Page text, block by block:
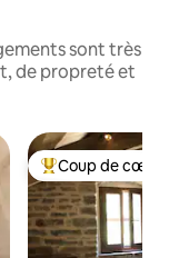
sont très
de propreté et
Coups de cœur
Coup de cœur